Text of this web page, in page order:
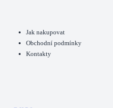
Jak nakupovat
Obchodní podmínky
Kontakty